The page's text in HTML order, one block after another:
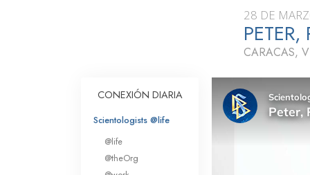
Qué dicen los
Scientology
Conoce a un
Dentro de una Iglesia
Los Principios
28 DE
CARACAS,
CONEXIÓN DIARIA
Scientologists @life
@life
@theOrg